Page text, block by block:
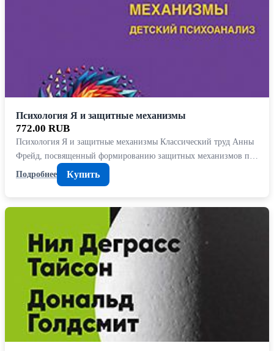
Психология Я и защитные механизмы
772.00 RUB
Психология Я и защитные механизмы Классический труд Анны
Фрейд, посвященный формированию защитных механизмов п…
Подробнее
Купить